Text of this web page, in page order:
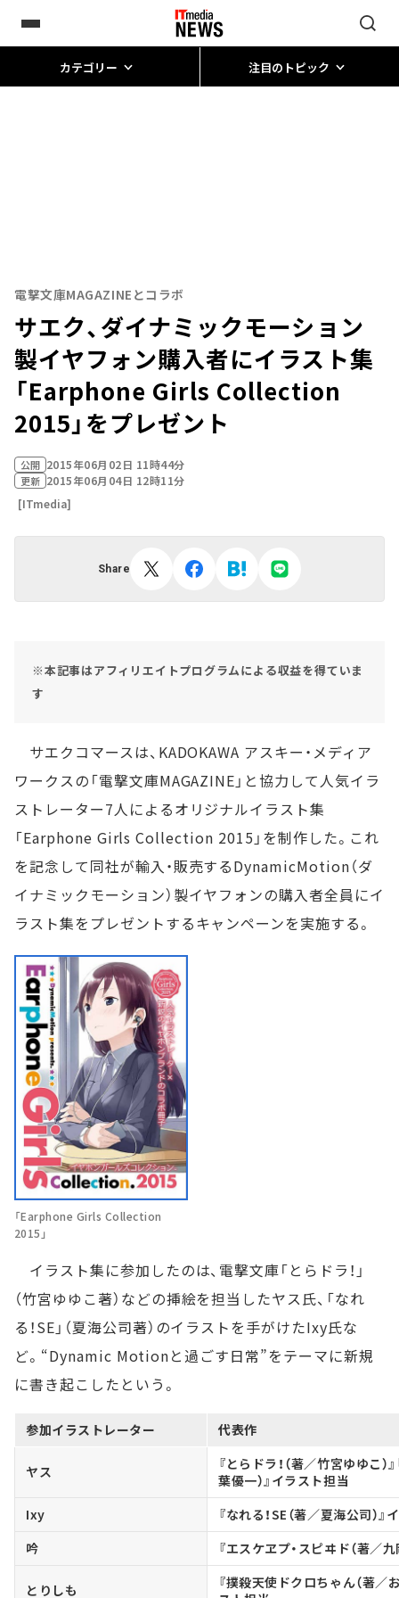
カテゴリー 注目のトピック
電撃文庫MAGAZINEとコラボ
サエク、ダイナミックモーション
製イヤフォン購入者にイラスト集
「Earphone Girls Collection
2015」をプレゼント
公開 2015年06月02日 11時44分
更新 2015年06月04日 12時11分
[ITmedia]
Share
※本記事はアフィリエイトプログラムによる収益を得ていま
す
サエクコマースは、KADOKAWA アスキー・メディア
ワークスの「電撃文庫MAGAZINE」と協力して人気イラ
ストレーター7人によるオリジナルイラスト集
「Earphone Girls Collection 2015」を制作した。これ
を記念して同社が輸入・販売するDynamicMotion（ダ
イナミックモーション）製イヤフォンの購入者全員にイ
ラスト集をプレゼントするキャンペーンを実施する。
「Earphone Girls Collection
2015」
イラスト集に参加したのは、電撃文庫「とらドラ！」
（竹宮ゆゆこ著）などの挿絵を担当したヤス氏、「なれ
る！SE」（夏海公司著）のイラストを手がけたIxy氏な
ど。“Dynamic Motionと過ごす日常”をテーマに新規
に書き起こしたという。
参加イラストレーター 代表作
ヤス
『とらドラ！（著／竹宮ゆゆこ）
葉優一）』イラスト担当
Ixy
『なれる！SE（著／夏海公司）
吟
『エスケヱプ・スピヰド（著／
とりしも
『撲殺天使ドクロちゃん（著／